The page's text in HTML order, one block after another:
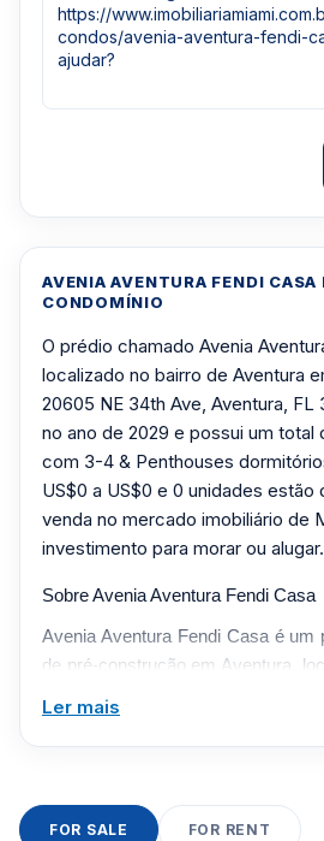
AVENIA AVENTURA FENDI CASA
CONDOMÍNIO
O prédio chamado Avenia
localizado no bairro de Aventura
20605 NE 34th Ave, Aventura, FL
no ano de 2029 e possui um total
com 3-4 & Penthouses
US$0 a US$0 e 0 unidades estão
venda no mercado imobiliário de
investimento para morar ou alugar.
Sobre Avenia Aventura Fendi Casa
Avenia Aventura Fendi Casa é um
de pré-construção em Aventura,
é organizada para compradores,
investidores e agentes de
Flórida.
Ler mais
FOR SALE FOR RENT